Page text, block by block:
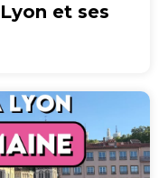
et ses